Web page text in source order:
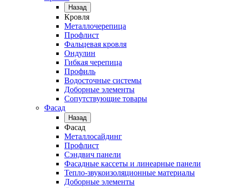
Назад
Кровля
Металлочерепица
Профлист
Фальцевая кровля
Ондулин
Гибкая черепица
Профиль
Водосточные системы
Доборные элементы
Сопутствующие товары
Фасад
Назад
Фасад
Металлосайдинг
Профлист
Сэндвич панели
Фасадные кассеты и линеарные панели
Тепло-звукоизоляционные материалы
Доборные элементы